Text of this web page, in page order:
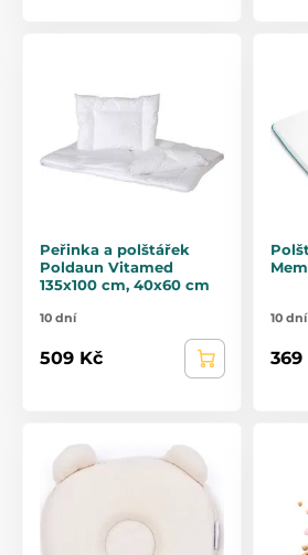
Peřinka a polštářek
Poldaun Vitamed
135x100 cm, 40x60 cm
10 dní
509 Kč
10 dní
369